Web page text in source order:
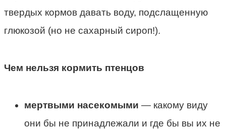
твердых кормов давать воду, подслащенную
глюкозой (но не сахарный сироп!).
Чем нельзя кормить птенцов
мертвыми насекомыми — какому виду
они бы не принадлежали и где бы вы их не